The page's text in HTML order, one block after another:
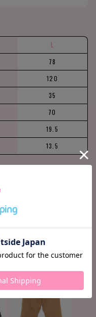
L
78
120
35
70
19.5
13.5